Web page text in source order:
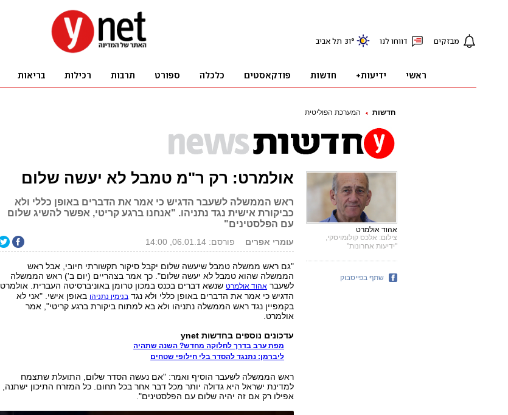
חדשות המערכת הפוליטית
אולמרט: רק ר"מ טמבל לא יעשה שלום
ראש הממשלה לשעבר הדגיש כי אמר את הדברים באופן כללי ולא
כביקורת אישית נגד נתניהו. "אנחנו ברגע קריטי, אפשר להשיג שלום
עם הפלסטינים"
עומרי אפרים פורסם: 06.01.14, 14:00
"גם ראש ממשלה טמבל שיעשה שלום יקבל סיקור תקשורתי חיובי, אבל ראש
הממשלה שהוא טמבל לא יעשה שלום". כך אמר בצהריים (יום ב') ראש הממשלה
לשעבר אהוד אולמרט שנשא דברים בכנס במכון טרומן באוניברסיטה העברית. אולמרט
הדגיש כי אמר את הדברים באופן כללי ולא נגד בנימין נתניהו באופן אישי. "אני לא
בקמפיין נגד ראש הממשלה נתניהו ולא בא למתוח ביקורת ברגע קריטי", אמר
אולמרט.
עדכונים נוספים בחדשות ynet
מפת ערב בדרך לחלוקה מחדש? השנה שתהיה
ליברמן: נתנגד להסדר בלי חילופי שטחים
ראש הממשלה לשעבר הוסיף ואמר: "אם נעשה הסדר שלום, התועלת שתצמח
למדינת ישראל היא גדולה יותר מכל דבר אחר בכל תחום. כל המזרח התיכון ישתנה,
אפילו רק אם זה יהיה שלום עם הפלסטינים".
אהוד אולמרט
צילום: אלכס קולומויסקי,
"ידיעות אחרונות"
שתף בפייסבוק